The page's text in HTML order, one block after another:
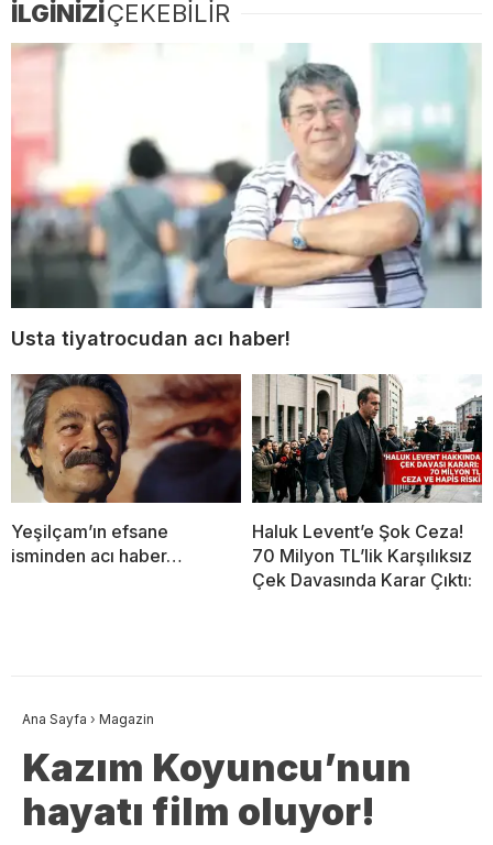
İLGİNİZİÇEKEBİLİR
Usta tiyatrocudan acı haber!
Yeşilçam’ın efsane
isminden acı haber…
Haluk Levent’e Şok Ceza!
70 Milyon TL’lik Karşılıksız
Çek Davasında Karar Çıktı:
Ana Sayfa › Magazin
Kazım Koyuncu’nun
hayatı film oluyor!